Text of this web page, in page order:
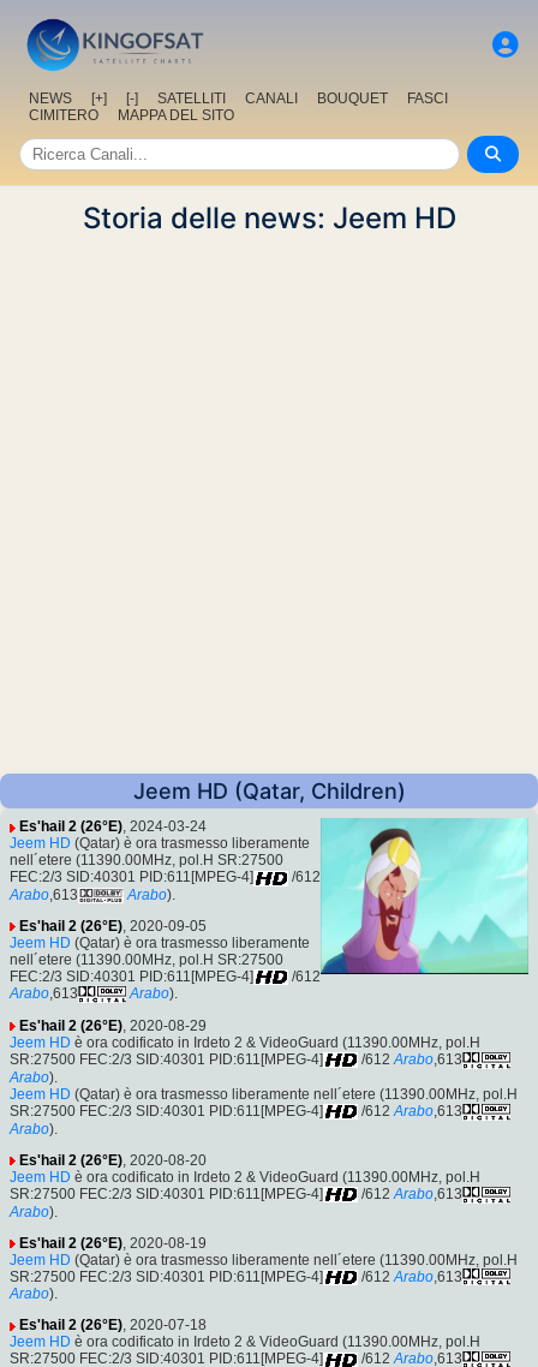
NEWS [+] [-] SATELLITI CANALI BOUQUET
FASCI
CIMITERO
MAPPA DEL SITO
Storia delle news: Jeem HD
Jeem HD (Qatar, Children)
Es'hail 2 (26°E), 2024-03-24
Jeem HD (Qatar) è ora trasmesso liberamente
nell´etere (11390.00MHz, pol.H SR:27500
FEC:2/3 SID:40301 PID:611[MPEG-4]
/612
Arabo ,613 Arabo).
Es'hail 2 (26°E), 2020-09-05
Jeem HD (Qatar) è ora trasmesso liberamente
nell´etere (11390.00MHz, pol.H SR:27500
FEC:2/3 SID:40301 PID:611[MPEG-4]
/612
Arabo,613 Arabo).
Es'hail 2 (26°E), 2020-08-29
Jeem HD è ora codificato in Irdeto 2 & VideoGuard (11390.00MHz, pol.H
SR:27500 FEC:2/3 SID:40301 PID:611[MPEG-4]
/612 Arabo,613
Arabo).
Jeem HD (Qatar) è ora trasmesso liberamente nell´etere (11390.00MHz, pol.H
SR:27500 FEC:2/3 SID:40301 PID:611[MPEG-4]
/612 Arabo,613
Arabo).
Es'hail 2 (26°E) , 2020-08-20
Jeem HD è ora codificato in Irdeto 2 & VideoGuard (11390.00MHz, pol.H
SR:27500 FEC:2/3 SID:40301 PID:611[MPEG-4]
/612 Arabo ,613
Arabo).
Es'hail 2 (26°E) , 2020-08-19
Jeem HD (Qatar) è ora trasmesso liberamente nell´etere (11390.00MHz, pol.H
SR:27500 FEC:2/3 SID:40301 PID:611[MPEG-4]
/612 Arabo ,613
Arabo).
Es'hail 2 (26°E), 2020-07-18
Jeem HD è ora codificato in Irdeto 2 & VideoGuard (11390.00MHz, pol.H
SR:27500 FEC:2/3 SID:40301 PID:611[MPEG-4]
/612 Arabo,613